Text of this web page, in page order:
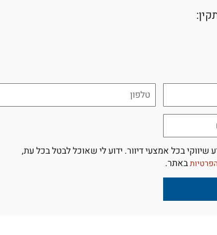
בכל אמצעי דיוור. ידוע לי שאוכל לבטל בכל עת,
באתר.